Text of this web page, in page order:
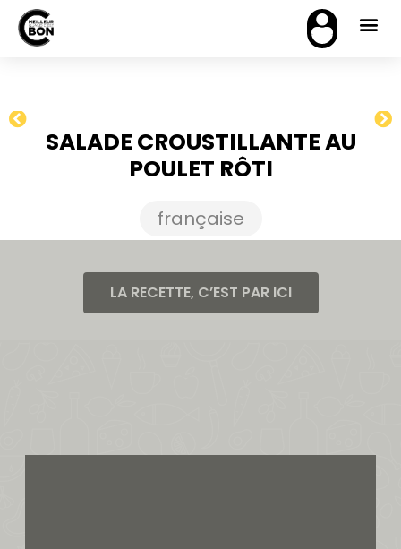
SALADE CROUSTILLANTE AU
POULET RÔTI
française
LA RECETTE, C’EST PAR ICI